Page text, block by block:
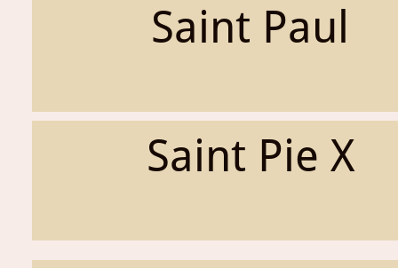
Saint Paul
Saint Pie X